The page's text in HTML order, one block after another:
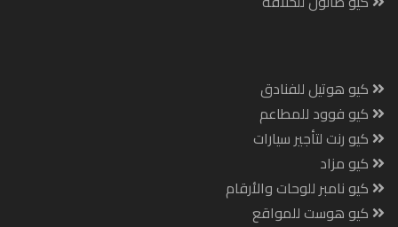
كيو هوتيل للفنادق
كيو فوود للمطاعم
كيو رنت لتأجير سيارات
كيو مزاد
كيو نامبر للوحات والأرقام
كيو هوست للمواقع